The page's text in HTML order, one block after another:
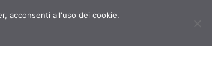
acconsenti all'uso dei cookie.